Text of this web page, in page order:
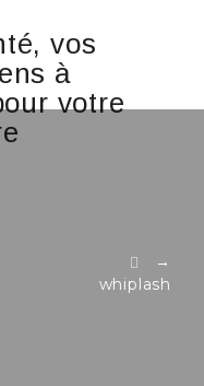
→
whiplash